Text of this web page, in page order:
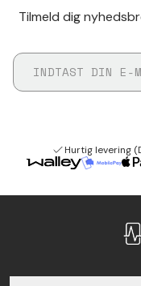
Tilmeld dig
Hurtig levering